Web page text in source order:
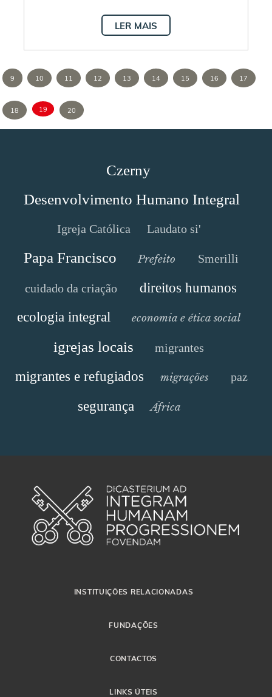
LER MAIS
9 10 11 12 13 14 15 16 17
18 19 20
Czerny
Desenvolvimento Humano Integral
Igreja Católica Laudato si'
Papa Francisco Prefeito Smerilli
cuidado da criação
direitos humanos
ecologia integral
economia e ética social
igrejas locais migrantes
migrantes e refugiados migrações paz
segurança África
INSTITUIÇÕES RELACIONADAS
FUNDAÇÕES
CONTACTOS
LINKS ÚTEIS